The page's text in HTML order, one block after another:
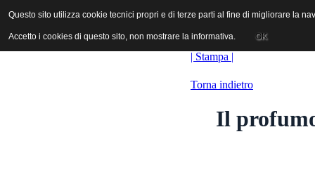
ANICA | Associazione Nazionale Industrie Cinematografiche
| Stampa |
Torna indietro
Il
Questo sito utilizza cookie tecnici propri e di terze parti al fine di migliorare la
Accetto i cookies di questo sito, non mostrare la informativa. OK
Questo sito utilizza cookie tecnici propri e di terze parti al fine di migliorare la
Accetto i cookies di questo sito, non mostrare la informativa. OK